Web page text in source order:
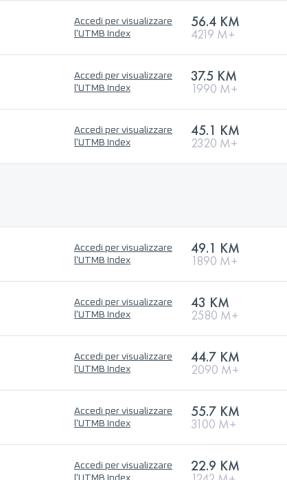
Accedi per visualizzare
l'UTMB Index
56.4 KM
4219 M+
Accedi per visualizzare
l'UTMB Index
37.5 KM
1990 M+
Accedi per visualizzare
l'UTMB Index
45.1 KM
2320 M+
Accedi per visualizzare
l'UTMB Index
49.1 KM
1890 M+
Accedi per visualizzare
l'UTMB Index
43 KM
2580 M+
Accedi per visualizzare
l'UTMB Index
44.7 KM
2090 M+
Accedi per visualizzare
l'UTMB Index
55.7 KM
3100 M+
Accedi per visualizzare
l'UTMB Index
22.9 KM